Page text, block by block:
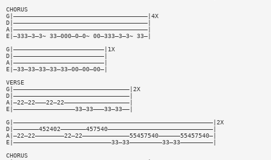
CHORUS
G|—————————————————————————————————————|4X
D|—————————————————————————————————————|
A|—————————————————————————————————————|
E|—333—3—3~ 33—000—0—0~ 00—333—3—3~ 33—|
G|—————————————————————————|1X
D|—————————————————————————|
A|—————————————————————————|
E|—33—33—33—33—33—00—00—00—|
VERSE
G|————————————————————————————————|2X
D|————————————————————————————————|
A|—22—22———22—22——————————————————|
E|—————————————————33—33———33—33——|
G|———————————————————————————————————————————————————————|2X
D|———————452402———————457540—————————————————————————————|
A|—22—22————————22—22—————————————55457540——————55457540—|
E|———————————————————————————33—33—————————33—33—————————|
CHORUS